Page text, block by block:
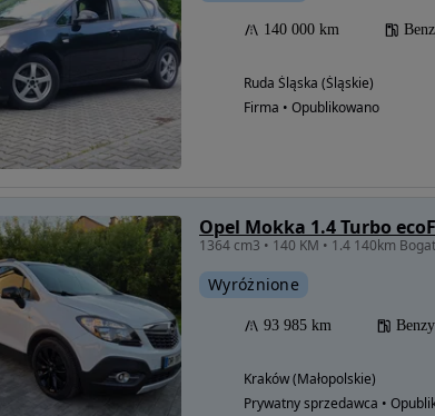
140 000 km
Ruda Śląska (Śląskie)
Firma • Opublikowano
Opel Mokka 1.4 Turbo
1364 cm3 • 140 KM • 1.4 140km
Wyróżnione
93 985 km
Kraków (Małopolskie)
Prywatny sprzedawca •